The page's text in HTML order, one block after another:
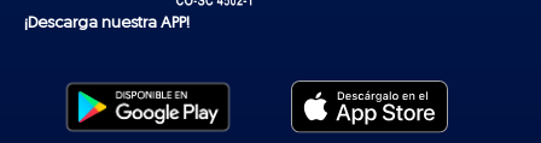
¡Descarga nuestra APP!